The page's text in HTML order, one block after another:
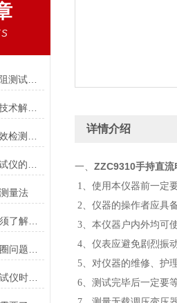
工业电气检测KRI9310直流电阻测试仪高效精准适配变压器/电机等多场景
KRI9310直流电阻测试仪核心技术解析：如何实现高精度微欧级电阻测量？
量法
使用三通道直流电阻测试仪必须了解的常识
使用三回路变压器直流电阻测试仪时需要注意什么？
详情介绍
一、 ZZC9310手持直流
1、使用本仪器前一定
2、仪器的操作者应具
3、本仪器户内外均可
4、仪表应避免剧烈振
5、对仪器的维修、护
6、测试完毕后一定要